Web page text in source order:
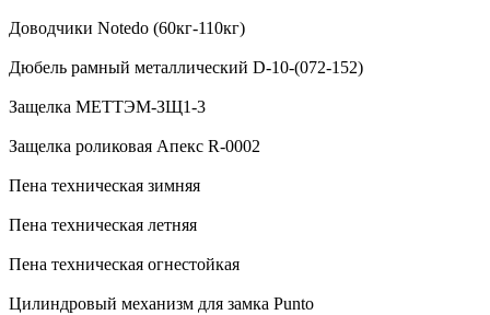
Доводчики Notedo (60кг-110кг)
Дюбель рамный металлический D-10-(072-152)
Защелка МЕТТЭМ-ЗЩ1-3
Защелка роликовая Апекс R-0002
Пена техническая зимняя
Пена техническая летняя
Пена техническая огнестойкая
Цилиндровый механизм для замка Punto